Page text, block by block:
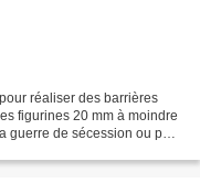
réaliser des barrières
figurines 20 mm à moindre
guerre de sécession ou pour